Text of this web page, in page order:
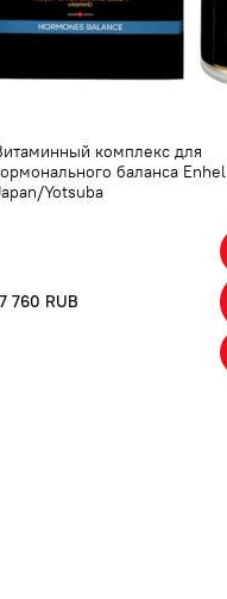
комплекс для
баланса Enhel
Yotsuba
760 RUB